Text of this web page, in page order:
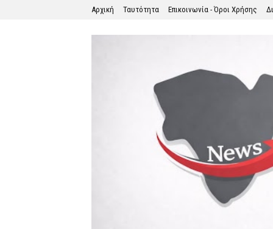
Αρχική Ταυτότητα Επικοινωνία - Όροι Χρήσης